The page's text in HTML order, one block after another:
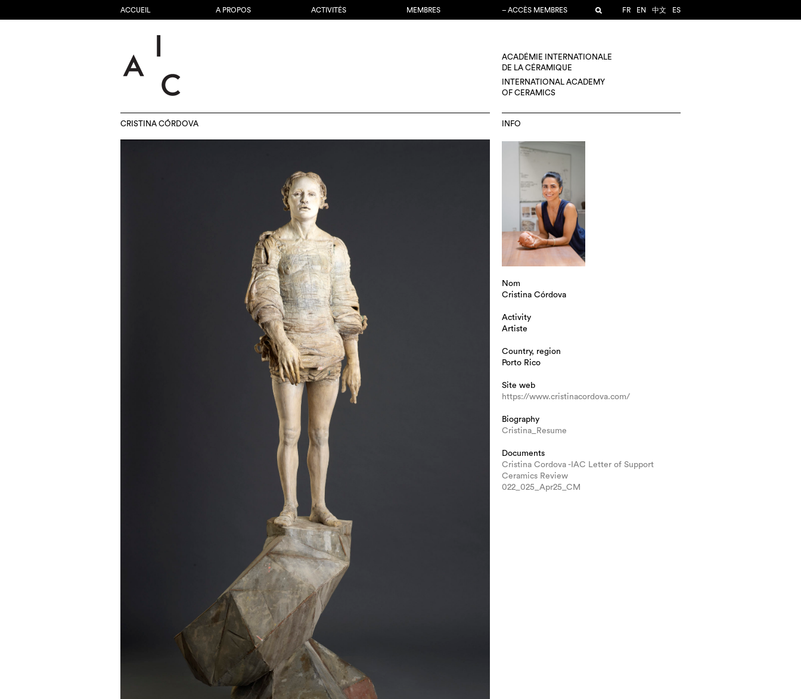
ACCUEIL A PROPOS ACTIVITÉS MEMBRES – ACCÈS MEMBRES FR EN 中文 ES
ACADÉMIE INTERNATIONALE
DE LA CÉRAMIQUE
INTERNATIONAL ACADEMY
OF CERAMICS
CRISTINA CÓRDOVA INFO
Nom
Cristina Córdova
Activity
Artiste
Country, region
Porto Rico
Site web
https://www.cristinacordova.com/
Biography
Cristina_Resume
Documents
Cristina Cordova -IAC Letter of Support
Ceramics Review
022_025_Apr25_CM